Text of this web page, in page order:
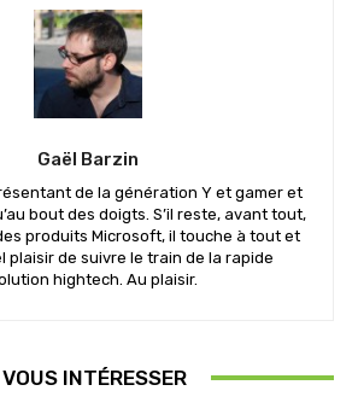
Gaël Barzin
de la génération Y et gamer et
bout des doigts. S’il reste, avant tout,
produits Microsoft, il touche à tout et
plaisir de suivre le train de la rapide
hightech. Au plaisir.
INTÉRESSER